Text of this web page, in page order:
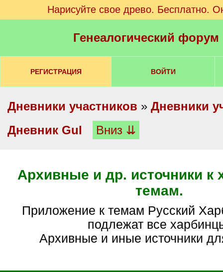
Нарисуйте свое древо. Бесплатно.
Генеалогический
РЕГИСТРАЦИЯ ВОЙТИ
Дневники участников » Дневники
Дневник Gul
Вниз ⇊
Архивные и др. источники к
темам.
Приложение к темам Русский Харбин и Аресту
подлежат все
Архивные и иные источники